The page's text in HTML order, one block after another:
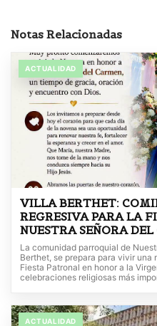
Notas Relacionadas
ACTUALIDAD
VILLA BERTHET:
REGRESIVA PARA LA
NUESTRA SEÑORA
La comunidad parroquial de
Berthet, se prepara para vivir
Fiesta Patronal en honor a la
celebraciones religiosas más
ACTUALIDAD